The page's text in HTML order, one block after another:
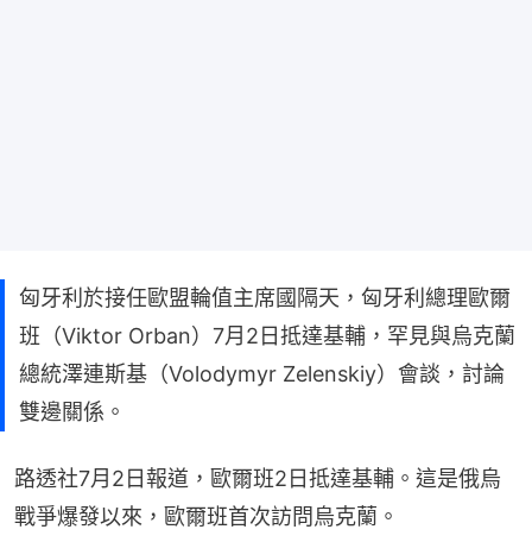
匈牙利於接任歐盟輪值主席國隔天，匈牙利總理歐爾
班（Viktor Orban）7月2日抵達基輔，罕見與烏克蘭
總統澤連斯基（Volodymyr Zelenskiy）會談，討論
雙邊關係。
路透社7月2日報道，歐爾班2日抵達基輔。這是俄烏
戰爭爆發以來，歐爾班首次訪問烏克蘭。